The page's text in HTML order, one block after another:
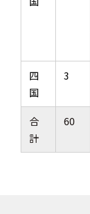
四
国
3
合
計
60